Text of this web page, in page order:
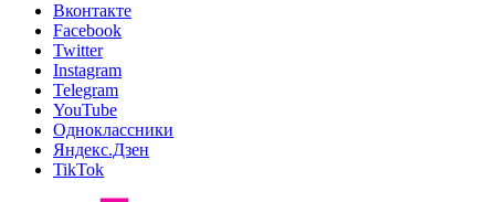
Вконтакте
Facebook
Twitter
Instagram
Telegram
YouTube
Одноклассники
Яндекс.Дзен
TikTok